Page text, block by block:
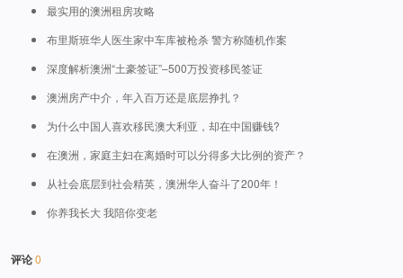
最实用的澳洲租房攻略
布里斯班华人医生家中车库被枪杀 警方称随机作案
深度解析澳洲“土豪签证”–500万投资移民签证
澳洲房产中介，年入百万还是底层挣扎？
为什么中国人喜欢移民澳大利亚，却在中国赚钱?
在澳洲，家庭主妇在离婚时可以分得多大比例的资产？
从社会底层到社会精英，澳洲华人奋斗了200年！
你养我长大 我陪你变老
评论0